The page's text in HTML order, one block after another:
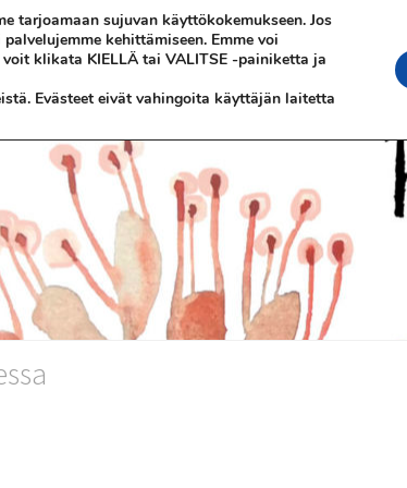
tarjoamaan sujuvan käyttökokemukseen. Jos
kehittämiseen. Emme voi
klikata KIELLÄ tai VALITSE -painiketta ja
Evästeet eivät vahingoita käyttäjän laitetta